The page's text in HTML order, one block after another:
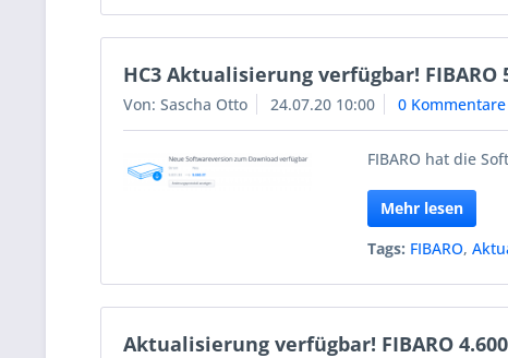
HC3 Aktualisierung verfügbar! FIBARO
Von: Sascha Otto 24.07.20 10:00 0 Kommentare
FIBARO hat die
Mehr lesen
Tags: FIBARO,
Aktualisierung verfügbar! FIBARO 4.600